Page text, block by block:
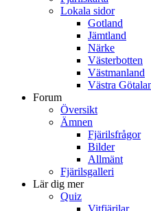
Lokala sidor
Gotland
Jämtland
Närke
Västerbotten
Västmanland
Västra
Forum
Översikt
Ämnen
Fjärilsfrågor
Bilder
Allmänt
Fjärilsgalleri
Lär dig mer
Quiz
Vitfjärilar